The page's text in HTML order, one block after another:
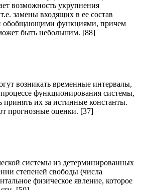
возможность укрупнения
замены входящих в ее состав
обобщающими функциями, причем
быть небольшим. [88]
возникать временные интервалы,
функционирования системы,
принять их за истинные константы.
прогнозные оценки. [37]
системы из детерминированных
степеней свободы (числа
физическое явление, которое